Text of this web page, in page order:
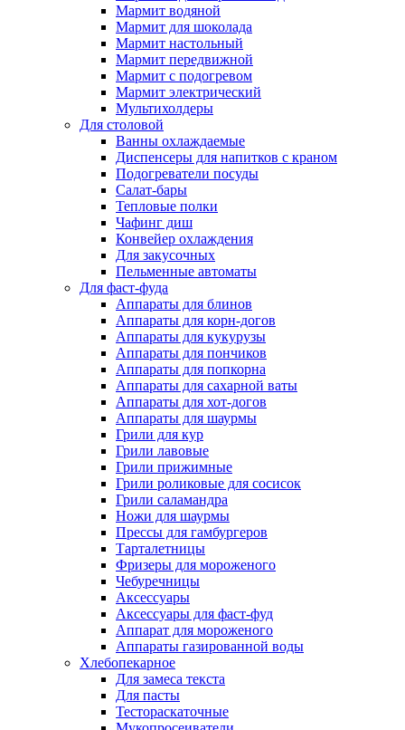
Мармит водяной
Мармит для шоколада
Мармит настольный
Мармит передвижной
Мармит с подогревом
Мармит электрический
Мультихолдеры
Для столовой
Ванны охлаждаемые
Диспенсеры для напитков с краном
Подогреватели посуды
Салат-бары
Тепловые полки
Чафинг диш
Конвейер охлаждения
Для закусочных
Пельменные автоматы
Для фаст-фуда
Аппараты для блинов
Аппараты для корн-догов
Аппараты для кукурузы
Аппараты для пончиков
Аппараты для попкорна
Аппараты для сахарной ваты
Аппараты для хот-догов
Аппараты для шаурмы
Грили для кур
Грили лавовые
Грили прижимные
Грили роликовые для сосисок
Грили саламандра
Ножи для шаурмы
Прессы для гамбургеров
Тарталетницы
Фризеры для мороженого
Чебуречницы
Аксессуары
Аксессуары для фаст-фуд
Аппарат для мороженого
Аппараты газированной воды
Хлебопекарное
Для замеса текста
Для пасты
Тестораскаточные